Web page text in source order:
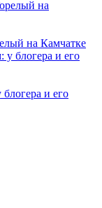
на Камчатке
и его